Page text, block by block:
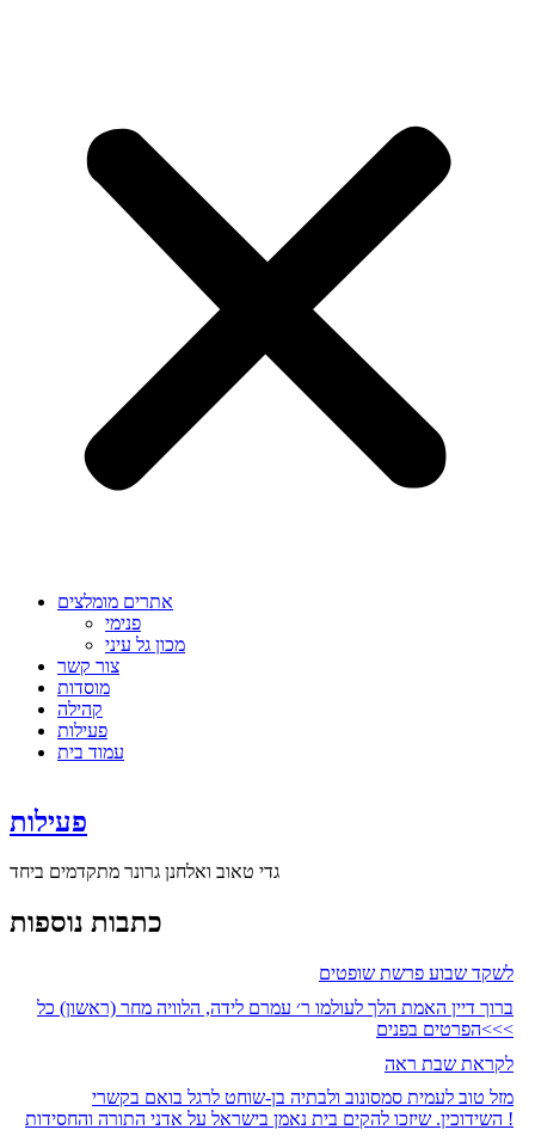
אתרים מומלצים
פנימי
מכון גל עיני
צור קשר
מוסדות
קהילה
פעילות
עמוד בית
פעילות
גדי טאוב ואלחנן גרונר מתקדמים ביחד
כתבות נוספות
לשקד שבוע פרשת שופטים
ברוך דיין האמת הלך לעולמו ר׳ עמרם לידה, הלוויה מחר (ראשון) כל
הפרטים בפנים<<<
לקראת שבת ראה
מזל טוב לעמית סמסונוב ולבתיה בן-שוחט לרגל בואם בקשרי
השידוכין. שיזכו להקים בית נאמן בישראל על אדני התורה והחסידות !